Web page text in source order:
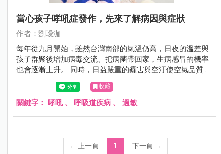
當心孩子哮吼症發作，先來了解病因與症狀
作者：劉璦泇
每年從九月開始，雖然台灣南部的氣溫仍高，日夜的溫差與
孩子群聚後增加病毒交流、把病菌帶回家，生病感冒的機率
也會逐漸上升。 同時，日益嚴重的霾害與空汙使空氣品質下
降，讓敏感族群過敏甚至是氣喘發作的比率上升。 若再加上
秋颱報到、外圍氣流導致降雨頻率增加，空氣中黴菌、塵
螨、與小分子粉塵更會使過敏症狀急性發作。 這時候，如果
收藏
關鍵字： 哮吼、 呼吸道疾病 、 過敏
← 上一頁 1 下一頁 →